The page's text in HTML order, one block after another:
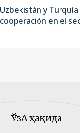
Uzbekistán y
cooperación en el
ЎзА ҳақида